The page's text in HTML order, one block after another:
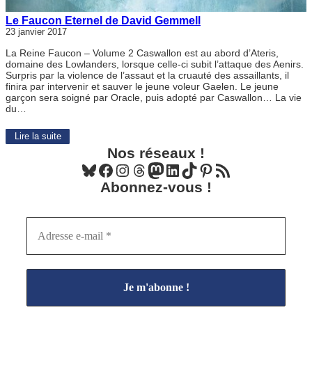
Le Faucon Eternel de David Gemmell
23 janvier 2017
La Reine Faucon – Volume 2 Caswallon est au abord d’Ateris,
domaine des Lowlanders, lorsque celle-ci subit l’attaque des Aenirs.
Surpris par la violence de l’assaut et la cruauté des assaillants, il
finira par intervenir et sauver le jeune voleur Gaelen. Le jeune
garçon sera soigné par Oracle, puis adopté par Caswallon… La vie
du…
Lire la suite
Nos réseaux !
Bluesky Facebook Instagram Threads Mastodon LinkedIn TikTok Pinterest Flux RSS
Abonnez-vous !